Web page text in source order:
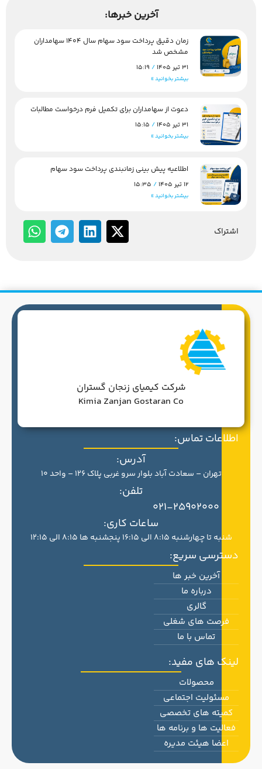
اشتراک
آخرین خبرها:
زمان دقیق پرداخت سود سهام سال 1404 سهامداران
مشخص شد
31 تیر 1405
بیشتر بخوانید »
دعوت از سهامداران برای تکمیل فرم درخواست مطالبات
31 تیر 1405
بیشتر بخوانید »
اطلاعیه پیش بینی زمانبندی پرداخت سود سهام
12 تیر 1405
بیشتر بخوانید »
اطلاعات تماس:
آدرس:
تهران – سعادت آباد بلوار سرو غربی پلاک 126 – واحد 10
تلفن:
021-25902000
ساعات کاری:
شنبه تا چهارشنبه 8:15 الی 16:15 پنجشنبه ها 8:15 الی 12:15
دسترسی سریع:
آخرین خبر ها
درباره ما
گالری
فرصت های شغلی
تماس با ما
لینک های مفید:
محصولات
مسئولیت اجتماعی
کمیته های تخصصی
فعالیت ها و برنامه ها
اعضا هیئت مدیره
شرکت کیمیای زنجان گستران
Kimia Zanjan Gostaran Co